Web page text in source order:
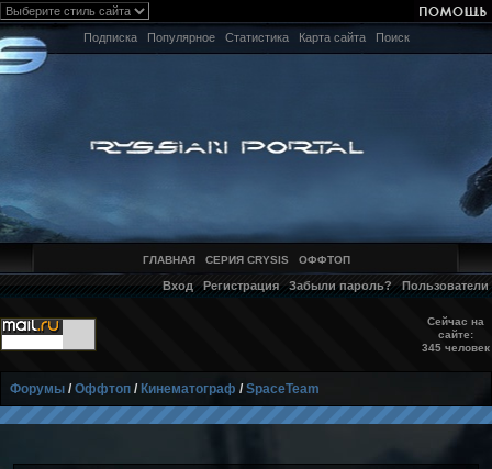
Подписка Популярное Статистика Карта сайта Поиск
ГЛАВНАЯ СЕРИЯ CRYSIS ОФФТОП
Вход Регистрация Забыли пароль? Пользователи
Сейчас на
сайте:
345 человек
Форумы /Оффтоп / Кинематограф /SpaceTeam